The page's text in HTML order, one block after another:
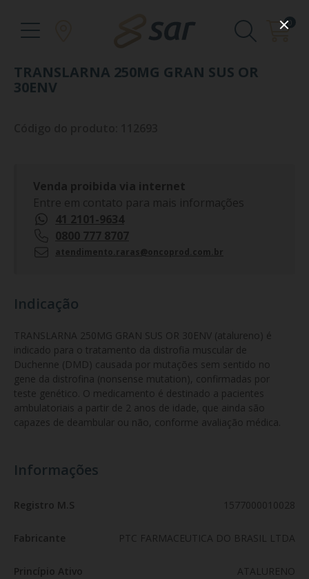
0
TRANSLARNA 250MG GRAN SUS OR
30ENV
Venda proibida via internet
Entre em contato para mais informações
41 2101-9634
0800 777 8707
atendimento.raras@oncoprod.com.br
Indicação
TRANSLARNA 250MG GRAN SUS OR 30ENV (atalureno) é
indicado para o tratamento da distrofia muscular de
Duchenne (DMD) causada por mutações sem sentido no
gene da distrofina (nonsense mutation), confirmadas por
teste genético. O medicamento é destinado a pacientes
ambulatoriais a partir de 2 anos de idade, que ainda são
capazes de deambular ou não, conforme avaliação médica.
Informações
Registro M.S 1577000010028
Fabricante PTC FARMACEUTICA DO BRASIL LTDA
Princípio Ativo ATALURENO